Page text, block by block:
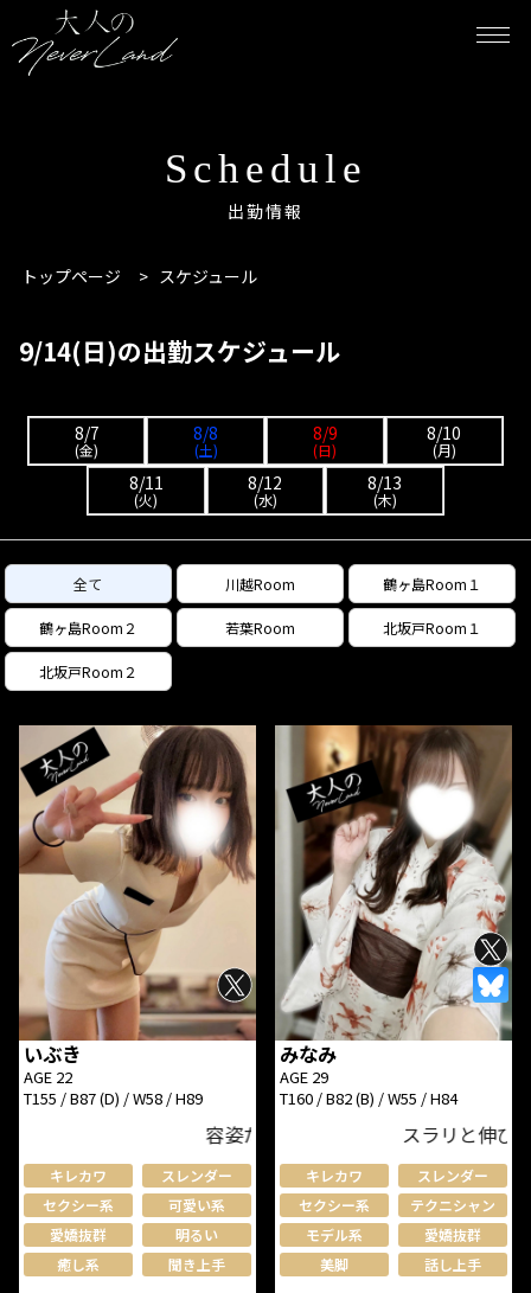
出勤情報
Schedule
トップページ > スケジュール
9/14(日)の出勤スケジュール
8/7
(金)
8/8
(土)
8/9
(日)
8/10
(月)
8/11
(火)
8/12
(水)
8/13
(木)
全て 川越Room 鶴ヶ島Room１
鶴ヶ島Room２ 若葉Room 北坂戸Room１
北坂戸Room２
いぶき
AGE 22
T155 / B87 (D) / W58 / H89
容姿だけでなく実は施術も…童顔スレン
キレカワ
スレンダー
セクシー系
可愛い系
愛嬌抜群
明るい
癒し系
聞き上手
みなみ
AGE 29
T160 / B82 (B) / W55 / H84
スラリと伸びる高
キレカワ
スレンダー
セクシー系
テクニシャン
モデル系
愛嬌抜群
美脚
話し上手